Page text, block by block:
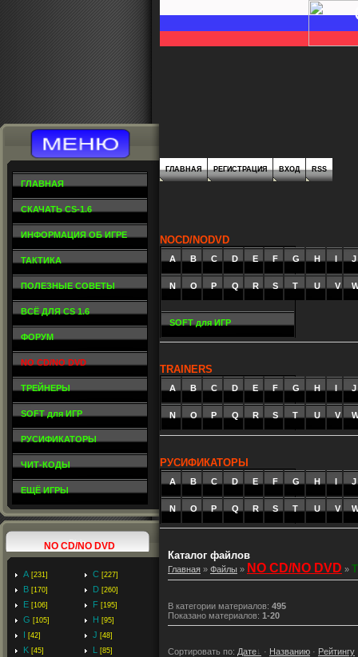
ГЛАВНАЯ
СКАЧАТЬ CS-1.6
ИНФОРМАЦИЯ ОБ ИГРЕ
ТАКТИКА
ПОЛЕЗНЫЕ СОВЕТЫ
ВСЁ ДЛЯ CS 1.6
ФОРУМ
NO CD/NO DVD
ТРЕЙНЕРЫ
SOFT для ИГР
РУСИФИКАТОРЫ
ЧИТ-КОДЫ
ЕЩЁ ИГРЫ
NO CD/NO DVD
A [231] C [227]
B [170] D [260]
E [106] F [195]
G [105] H [95]
I [42] J [48]
K [45] L [85]
ГЛАВНАЯ РЕГИСТРАЦИЯ ВХОД RSS
NOCD/NODVD
A B C D E F G H I J
N O P Q R S T U V
SOFT для ИГР
TRAINERS
A B C D E F G H J
N O P Q R S T U V
РУСИФИКАТОРЫ
A B C D E F G H I J
N O P Q R S T U V
Каталог файлов
Главная » Файлы » NO CD/NO DVD » T
В категории материалов: 495
Показано материалов: 1-20
Сортировать по: Дате · Названию · Рейтингу